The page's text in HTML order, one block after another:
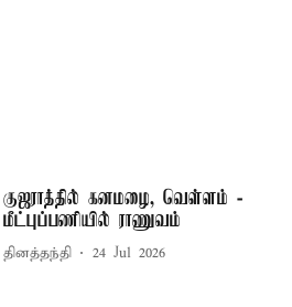
குஜராத்தில் கனமழை, வெள்ளம் -
மீட்புப்பணியில் ராணுவம்
தினத்தந்தி 24 Jul 2026